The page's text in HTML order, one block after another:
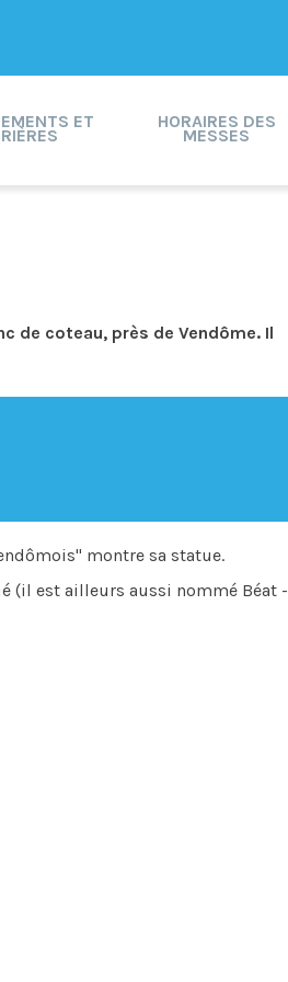
ET HORAIRES DES
MESSES
de coteau, près de Vendôme. Il
montre sa statue.
(il est ailleurs aussi nommé Béat -